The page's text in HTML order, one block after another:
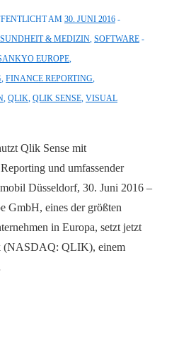
AM 30. JUNI 2016
& MEDIZIN, SOFTWARE
EUROPE,
, FINANCE REPORTING,
, QLIK, QLIK SENSE, VISUAL
Qlik Sense mit
und umfassender
Düsseldorf, 30. Juni 2016 –
GmbH, eines der größten
in Europa, setzt jetzt
(NASDAQ: QLIK), einem